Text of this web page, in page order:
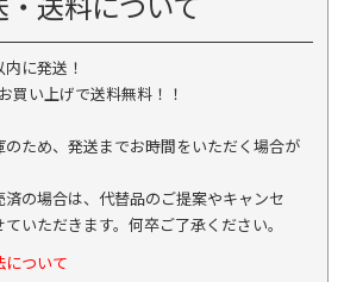
に発送！
買い上げで送料無料！！
ため、発送までお時間をいただく場合が
の場合は、代替品のご提案やキャンセ
いただきます。何卒ご了承ください。
ついて